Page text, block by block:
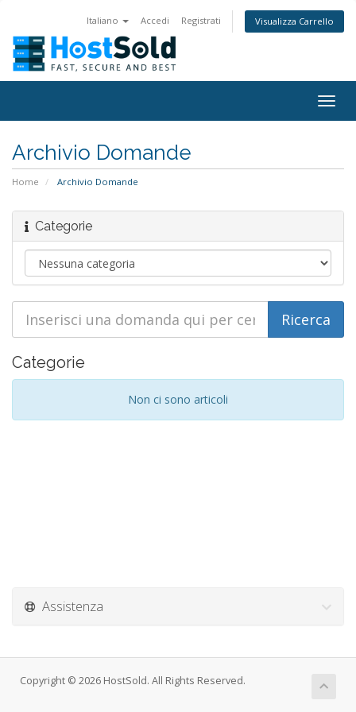
Italiano Accedi Registrati Visualizza Carrello
Archivio Domande
Home Archivio Domande
Categorie
Categorie
Non ci sono articoli
Assistenza
Copyright © 2026 HostSold. All Rights Reserved.